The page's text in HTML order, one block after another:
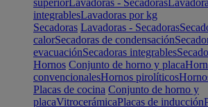
superiorLavadoras - Secadoras
integrablesLavadoras por kg
Secadoras Lavadoras - Secadoras
calorSecadoras de condensación
evacuaciónSecadoras integrables
Hornos Conjunto de horno y placa
convencionalesHornos pirolíticos
Placas de cocina Conjunto de horno y
placaVitrocerámicaPlacas de inducción